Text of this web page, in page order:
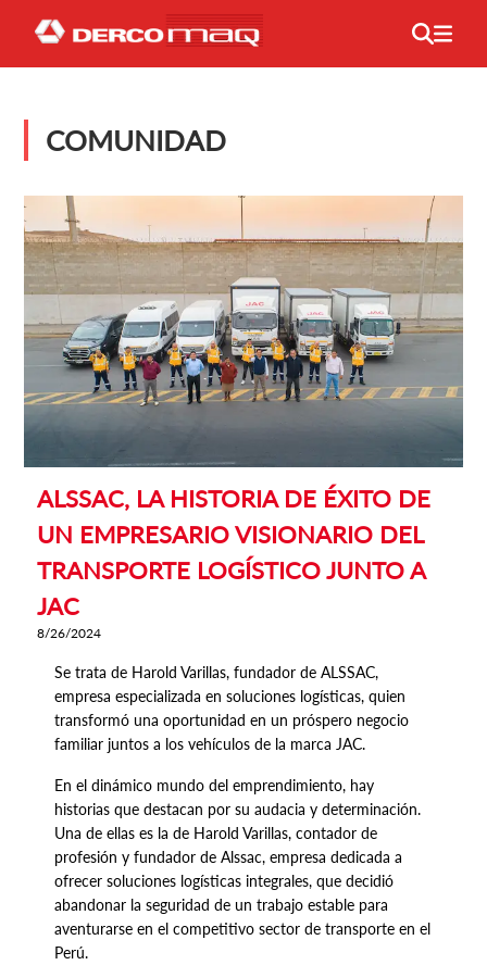
COMUNIDAD
ALSSAC, LA HISTORIA DE ÉXITO DE
UN EMPRESARIO VISIONARIO DEL
TRANSPORTE LOGÍSTICO JUNTO A
JAC
8/26/2024
Se trata de Harold Varillas, fundador de ALSSAC,
empresa especializada en soluciones logísticas, quien
transformó una oportunidad en un próspero negocio
familiar juntos a los vehículos de la marca JAC.
En el dinámico mundo del emprendimiento, hay
historias que destacan por su audacia y determinación.
Una de ellas es la de Harold Varillas, contador de
profesión y fundador de Alssac, empresa dedicada a
ofrecer soluciones logísticas integrales, que decidió
abandonar la seguridad de un trabajo estable para
aventurarse en el competitivo sector de transporte en el
Perú.